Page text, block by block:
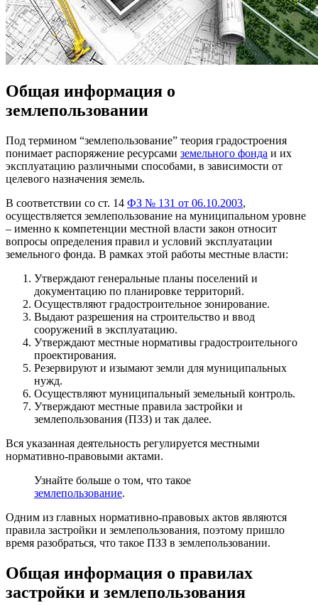
Общая информация о
землепользовании
Под термином “землепользование” теория градостроения
понимает распоряжение ресурсами земельного фонда и их
эксплуатацию различными способами, в зависимости от
целевого назначения земель.
В соответствии со ст. 14 ФЗ № 131 от 06.10.2003,
осуществляется землепользование на муниципальном уровне
– именно к компетенции местной власти закон относит
вопросы определения правил и условий эксплуатации
земельного фонда. В рамках этой работы местные власти:
Утверждают генеральные планы поселений и
документацию по планировке территорий.
Осуществляют градостроительное зонирование.
Выдают разрешения на строительство и ввод
сооружений в эксплуатацию.
Утверждают местные нормативы градостроительного
проектирования.
Резервируют и изымают земли для муниципальных
нужд.
Осуществляют муниципальный земельный контроль.
Утверждают местные правила застройки и
землепользования (ПЗЗ) и так далее.
Вся указанная деятельность регулируется местными
нормативно-правовыми актами.
Узнайте больше о том, что такое
землепользование.
Одним из главных нормативно-правовых актов являются
правила застройки и землепользования, поэтому пришло
время разобраться, что такое ПЗЗ в землепользовании.
Общая информация о правилах
застройки и землепользования